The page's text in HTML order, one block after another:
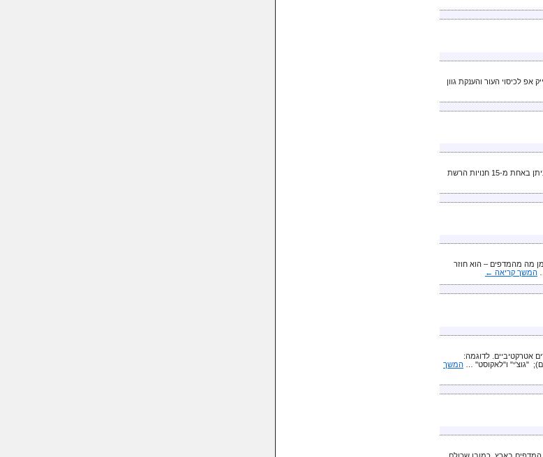
הוא משלב תועלות מייק אפ לכיסוי העור והענקת גוון
שילוב של מוצרי איפור מעולים, אמני איפור מקצועיים ומחיר נוח – מציע מותג האיפור "מאק" לכלות העתידיות. איפור נסיון ניתן באחת מ-15 חנויות הרשת
מה מהמדפים – הוא חוזר
המשך קריאה ←
במחירים אטרקטיביים. לדוגמה:
המשך